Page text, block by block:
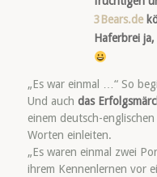
3Bears.de
Haferbrei
„Es war einmal …“ So
Und auch das
einem deutsch-
Worten einleiten.
„Es waren einmal zwei
ihrem Kennenlernen vor